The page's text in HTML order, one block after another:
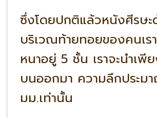
ซึ่งโดยปกติแล้วหนังศีรษะ
บริเวณท้ายทอยของคนเร
หนาอยู่ 5 ชั้น เราจะนำเพี
บนออกมา ความลึกประม
มม.เท่านั้น